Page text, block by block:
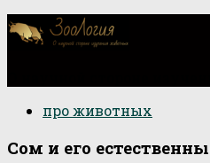
про животных
Сом и его